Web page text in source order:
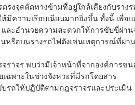
รงจุดตัดทางข้ามที่อยู่ใกล้เคียงกับราง
ความเรียบเนียนมากยิ่งขึ้น ทั้งนี้ เพื่อ
ละอำนวยความสะดวกให้การขับขี่ผ่าน
หรือบนรางรถไฟดังเช่นเหตุการณ์ที่ผ่า
าจร พบว่ามีเจ้าหน้าที่จากองค์การขน
ฉพาะในช่วงจังหวะที่มีรถโดยสาร
รถให้ปฏิบัติตามกฎจราจรและประเมิน